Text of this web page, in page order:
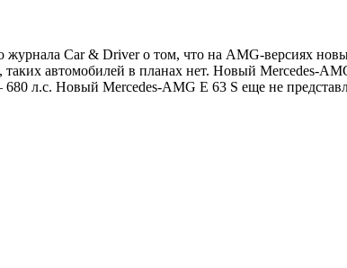
Car & Driver о том, что на AMG-версиях
автомобилей в планах нет. Новый Mercedes-
л.с. Новый Mercedes-AMG E 63 S еще не